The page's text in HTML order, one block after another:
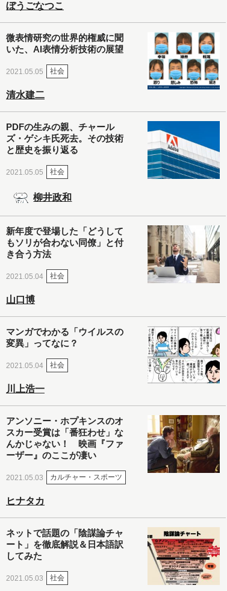
ぼうごなつこ
微表情研究の世界的権威に聞
いた、AI表情分析技術の展望
2021.05.05 社会
清水建二
PDFの生みの親、チャール
ズ・ゲシキ氏死去。その技術
と歴史を振り返る
2021.05.05 社会
柳井政和
新年度で登場した「どうして
もソリが合わない同僚」と付
き合う方法
2021.05.04 社会
山口博
マンガでわかる「ウイルスの
変異」ってなに？
2021.05.04 社会
川上浩一
アンソニー・ホプキンスのオ
スカー受賞は「番狂わせ」な
んかじゃない！ 映画『ファ
ーザー』のここが凄い
2021.05.03 カルチャー・スポーツ
ヒナタカ
ネットで話題の「陰謀論チャ
ート」を徹底解説＆日本語訳
してみた
2021.05.03 社会